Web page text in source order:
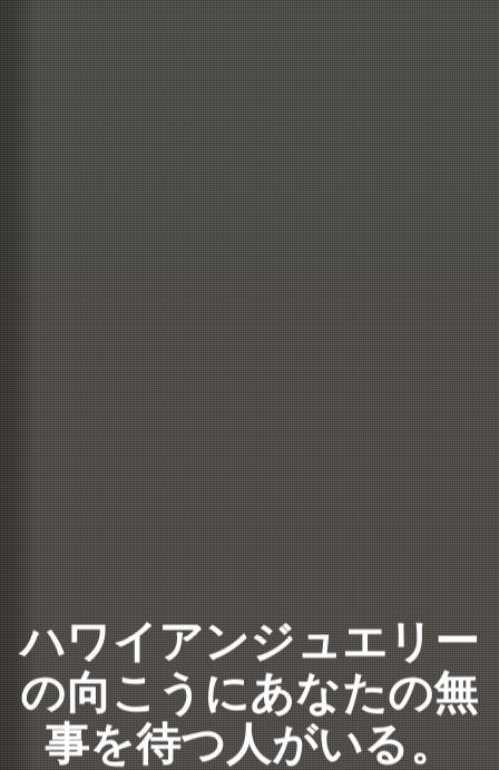
ハワイアンジュエリー
の向こうにあなたの無
事を待つ人がいる。